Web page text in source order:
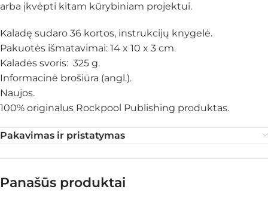
arba įkvėpti kitam kūrybiniam projektui.
Kaladę sudaro 36 kortos, instrukcijų knygelė.
Pakuotės išmatavimai: 14 x 10 x 3 cm.
Kaladės svoris: 325 g.
Informacinė brošiūra (angl.).
Naujos.
100% originalus Rockpool Publishing produktas.
Pakavimas ir pristatymas
Panašūs produktai